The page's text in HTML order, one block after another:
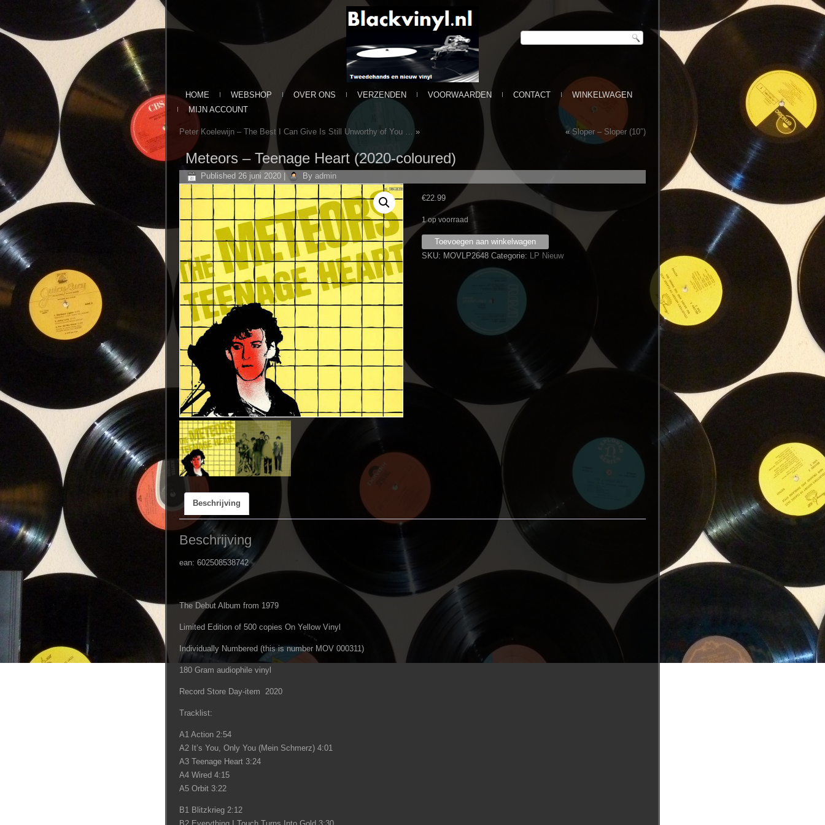
HOME WEBSHOP OVER ONS VERZENDEN VOORWAARDEN CONTACT
WINKELWAGEN
MIJN ACCOUNT
Peter Koelewijn – The Best I Can Give Is Still Unworthy of You … » « Sloper – Sloper (10″)
Meteors – Teenage Heart (2020-coloured)
Published 26 juni 2020| By admin
€22.99
1 op voorraad
Meteors
-
Toevoegen aan winkelwagen
SKU: MOVLP2648 Categorie: LP Nieuw
Beschrijving
Beschrijving
ean: 602508538742
The Debut Album from 1979
Limited Edition of 500 copies On Yellow Vinyl
Individually Numbered (this is number MOV 000311)
180 Gram audiophile vinyl
Record Store Day-item 2020
Tracklist:
A1 Action 2:54
A2 It’s You, Only You (Mein Schmerz) 4:01
A3 Teenage Heart 3:24
A4 Wired 4:15
A5 Orbit 3:22
B1 Blitzkrieg 2:12